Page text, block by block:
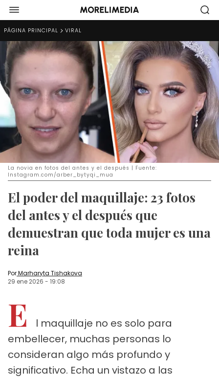
PÁGINA PRINCIPAL VIRAL
La novia en fotos del antes y el después | Fuente:
Instagram.com/arber_bytyqi_mua
El poder del maquillaje: 23 fotos
del antes y el después que
demuestran que toda mujer es una
reina
PorMarharyta Tishakova
29 ene 2026 - 19:08
E
l maquillaje no es solo para
embellecer, muchas personas lo
consideran algo más profundo y
significativo. Echa un vistazo a las